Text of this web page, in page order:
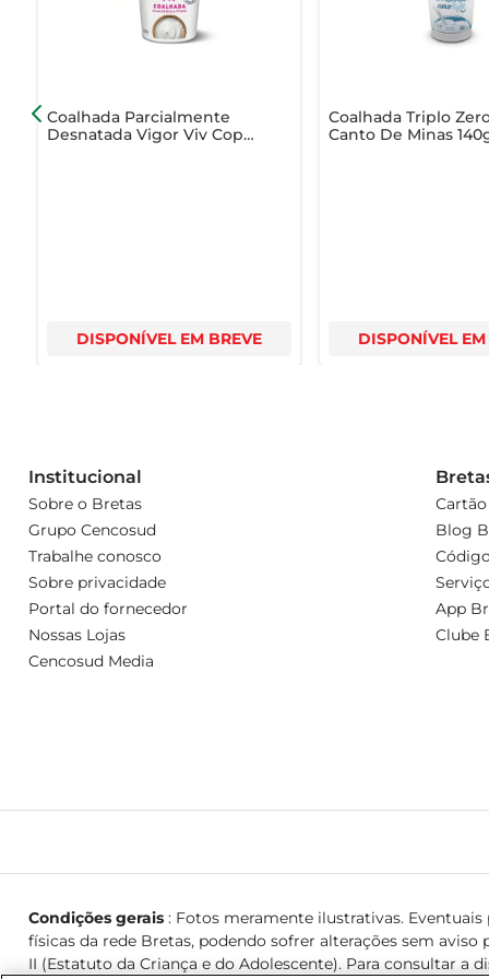
produto pode fazer parte do seu dia a dia de forma
Coalhada Parcialmente
Desnatada Vigor Viv Copo
DISPONÍVEL EM BREVE
Coalhada Triplo
Canto De Minas
DISPONÍVEL EM
Institucional
Sobre o Bretas
Grupo Cencosud
Trabalhe conosco
Sobre privacidade
Portal do fornecedor
Nossas Lojas
Cencosud Media
Blog
App
Clube
Condições gerais: Fotos meramente ilustrativas. Eventuais
físicas da rede Bretas, podendo sofrer alterações sem aviso
II (Estatuto da Criança e do Adolescente). Para consultar a